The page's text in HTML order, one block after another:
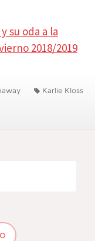
su oda a la
2018/2019
Karlie Kloss